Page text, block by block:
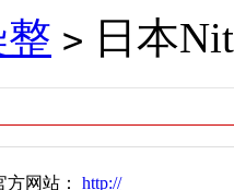
> 日本
方网站： http://